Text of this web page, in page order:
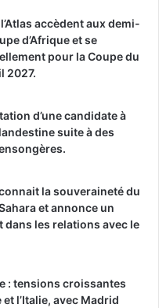
accèdent aux demi-
d’Afrique et se
pour la Coupe du
2027.
d’une candidate à
suite à des
la souveraineté du
et annonce un
dans les relations avec le
: tensions croissantes
et l’Italie, avec Madrid